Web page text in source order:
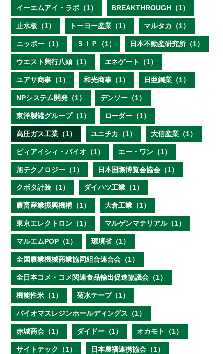
イーエムアイ・ラボ（1） BREAKTHROUGH（1）
止水板（1） トーヨー産業（1） マルタカ（1）
ニッポー（1） ＳＩＰ（1） 日本不動産研究所（1）
ウエスト興行八頭（1） エネゲート（1）
ユアサ商事（1） 和光商事（1） 日亜鋼業（1）
NPシステム開発（1） デンソー（1）
東洋製罐グループ（1） ローダー（1）
高圧ガス工業（1） ユニチカ（1） 大信産業（1）
ピィアイシィ・バイオ（1） エー・ワン（1）
旭テクノロジー（1） 日本国際博覧会協会（1）
クボタ計装（1） ダイハツ工業（1）
農畜産業振興機構（1） 大倉工業（1）
東京エレクトロン（1） マルゲンマテリアル（1）
マルエムPOP（1） 環境省（1）
全国農業機械商業協同組合連合会（1）
全日本コメ・コメ関連食品輸出促進協議会（1）
機能性米（1） 菊水テープ（1）
バイオマスレジンホールディングス（1）
赤城商会（1） ダイドー（1） オカモト（1）
サイトテック（1） 日本農福連携協会（1）